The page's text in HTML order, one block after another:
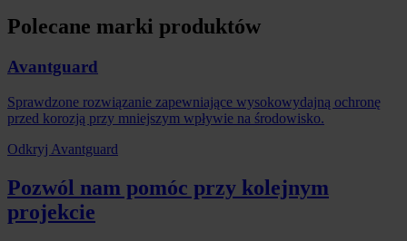
Polecane marki produktów
Avantguard
Sprawdzone rozwiązanie zapewniające wysokowydajną ochronę
przed korozją przy mniejszym wpływie na środowisko.
Odkryj Avantguard
Pozwól nam pomóc przy kolejnym
projekcie